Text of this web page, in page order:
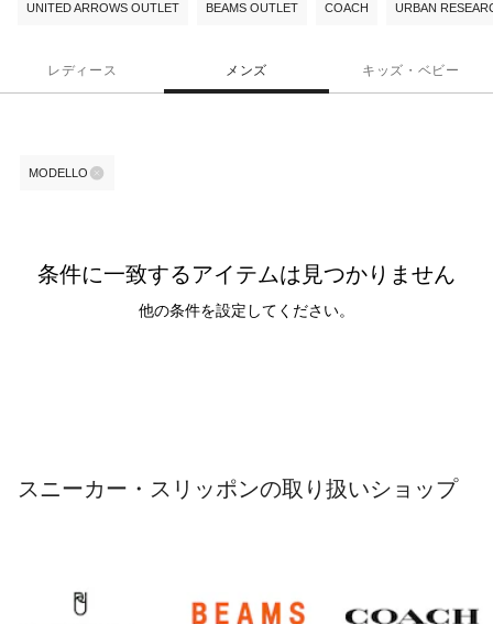
UNITED ARROWS OUTLET BEAMS OUTLET COACH URBAN
レディース メンズ キッズ・ベビー
MODELLO
条件に一致するアイテムは見つかりません
他の条件を設定してください。
スニーカー・スリッポンの取り扱いショップ